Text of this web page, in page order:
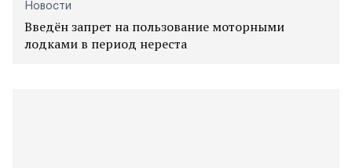
Новости
Введён запрет на пользование моторными
лодками в период нереста